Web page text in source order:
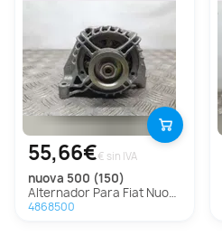
55,66€€ sin IVA
nuova 500 (150)
Alternador Para Fiat Nuova 500
4868500